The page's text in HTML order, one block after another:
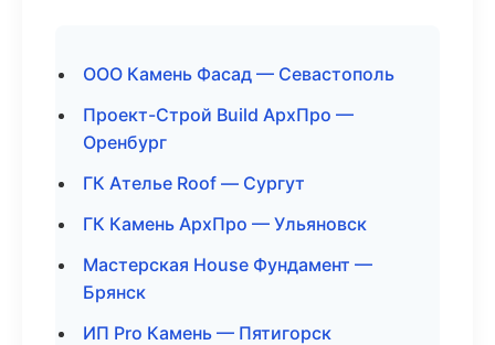
ООО Камень Фасад — Севастополь
Проект-Строй Build АрхПро —
Оренбург
ГК Ателье Roof — Сургут
ГК Камень АрхПро — Ульяновск
Мастерская House Фундамент —
Брянск
ИП Pro Камень — Пятигорск